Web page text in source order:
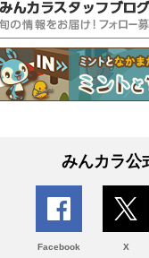
みんカラ公
Facebook X